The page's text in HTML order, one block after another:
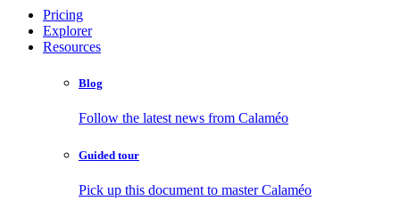
Pricing
Explorer
Resources
Blog
Follow the latest news from Calaméo
Guided tour
Pick up this document to master Calaméo